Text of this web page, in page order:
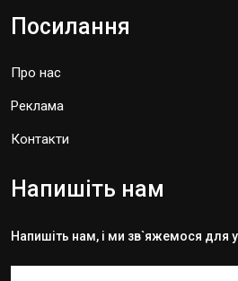
Посилання
Про нас
Реклама
Контакти
Напишіть нам
Напишіть нам, і ми зв`яжемося для